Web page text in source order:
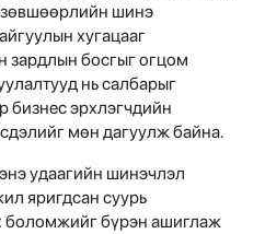
зөвшөөрлийн шинэ
хугацааг
зардлын босгыг огцом
нь салбарыг
бизнес эрхлэгчдийн
мөн дагуулж байна.
удаагийн шинэчлэл
яригдсан суурь
боломжийг бүрэн ашиглаж